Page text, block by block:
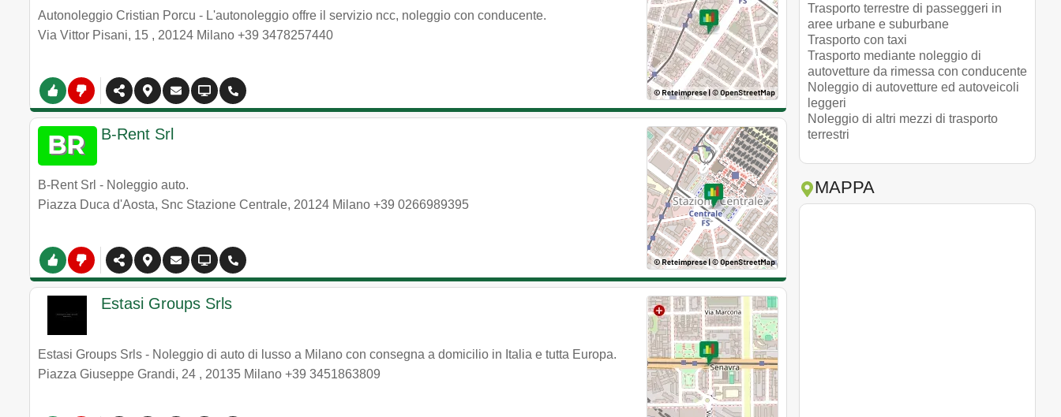
Autonoleggio Cristian Porcu - L'autonoleggio offre il servizio ncc, noleggio con conducente.
Via Vittor Pisani, 15 , 20124 Milano +39 3478257440
B-Rent Srl
B-Rent Srl - Noleggio auto.
Piazza Duca d'Aosta, Snc Stazione Centrale, 20124 Milano +39 0266989395
Estasi Groups Srls
Estasi Groups Srls - Noleggio di auto di lusso a Milano con consegna a domicilio in Italia e tutta Europa.
Piazza Giuseppe Grandi, 24 , 20135 Milano +39 3451863809
Trasporto terrestre di passeggeri in
aree urbane e suburbane
Trasporto con taxi
Trasporto mediante noleggio di
autovetture da rimessa con conducente
Noleggio di autovetture ed autoveicoli
leggeri
Noleggio di altri mezzi di trasporto
terrestri
MAPPA